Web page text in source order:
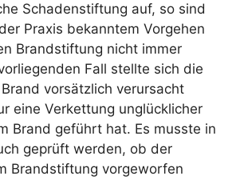
Schadenstiftung auf, so sind
Praxis bekanntem Vorgehen
Brandstiftung nicht immer
Fall stellte sich die
vorsätzlich verursacht
eine Verkettung unglücklicher
Brand geführt hat. Es musste in
geprüft werden, ob der
Brandstiftung vorgeworfen